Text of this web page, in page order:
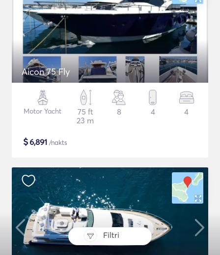
Filtri
Aicon 75 Fly
Motor Yacht
75 ft
23 m
8 4 4
$6,891 /nakts